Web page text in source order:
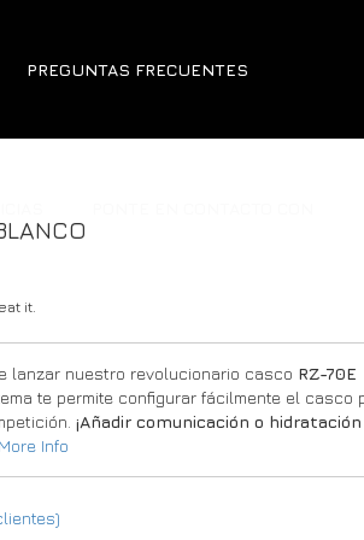
PREGUNTAS FRECUENTES
it.
lanzar nuestro revolucionario casco RZ-70E
te permite configurar fácilmente el casco
¡Añadir comunicación o
More Info